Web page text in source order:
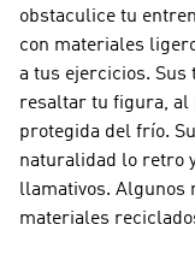
obstaculice tu
con materiales
a tus ejercicios. Sus
resaltar tu figura, al
protegida del frío.
naturalidad lo retro
llamativos. Algunos
materiales